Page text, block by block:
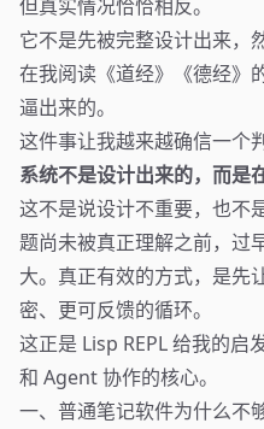
但真实情况恰恰相反。
它不是先被完整设计出来，
在我阅读《道经》《德经》
逼出来的。
这件事让我越来越确信一个判
系统不是设计出来的，而是
这不是说设计不重要，也不
题尚未被真正理解之前，过
大。真正有效的方式，是先
密、更可反馈的循环。
这正是 Lisp REPL 给我的
和 Agent 协作的核心。
一、普通笔记软件为什么不